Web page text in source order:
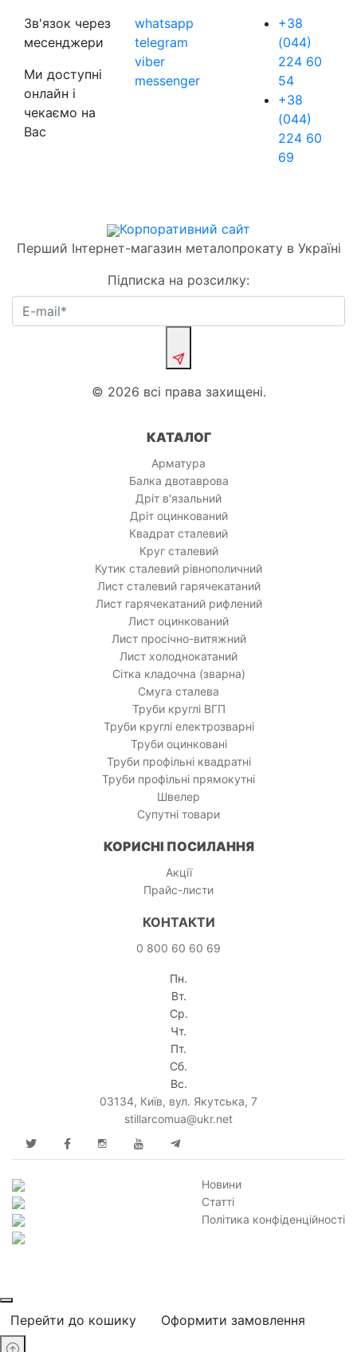
Зв'язок через
месенджери
Ми доступні
онлайн і
чекаємо на
Вас
whatsapp
telegram
viber
messenger
+38
(044)
224 60
54
+38
(044)
224 60
69
Корпоративний сайт
Перший Інтернет-магазин металопрокату в Україні
Підписка на розсилку:
© 2026 всі права захищені.
КАТАЛОГ
Арматура
Балка двотаврова
Дріт в'язальний
Дріт оцинкований
Квадрат сталевий
Круг сталевий
Кутик сталевий рівнополичний
Лист сталевий гарячекатаний
Лист гарячекатаний рифлений
Лист оцинкований
Лист просічно-витяжний
Лист холоднокатаний
Сітка кладочна (зварна)
Смуга сталева
Труби круглі ВГП
Труби круглі електрозварні
Труби оцинковані
Труби профільні квадратні
Труби профільні прямокутні
Швелер
Супутні товари
КОРИСНІ ПОСИЛАННЯ
Акції
Прайс-листи
КОНТАКТИ
0 800 60 60 69
Пн.
Вт.
Ср.
Чт.
Пт.
Сб.
Вс.
03134, Київ, вул. Якутська, 7
stillarcomua@ukr.net
Новини
Статті
Політика конфіденційності
Перейти до кошику Оформити замовлення